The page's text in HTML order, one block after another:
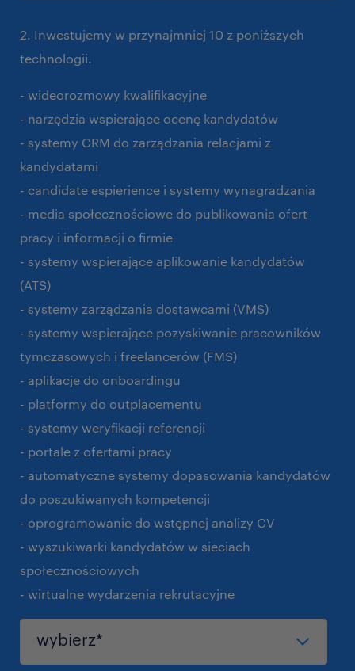
2. Inwestujemy w przynajmniej 10 z poniższych
technologii.
- wideorozmowy kwalifikacyjne
- narzędzia wspierające ocenę kandydatów
- systemy CRM do zarządzania relacjami z
kandydatami
- candidate espierience i systemy wynagradzania
- media społecznościowe do publikowania ofert
pracy i informacji o firmie
- systemy wspierające aplikowanie kandydatów
(ATS)
- systemy zarządzania dostawcami (VMS)
- systemy wspierające pozyskiwanie pracowników
tymczasowych i freelancerów (FMS)
- aplikacje do onboardingu
- platformy do outplacementu
- systemy weryfikacji referencji
- portale z ofertami pracy
- automatyczne systemy dopasowania kandydatów
do poszukiwanych kompetencji
- oprogramowanie do wstępnej analizy CV
- wyszukiwarki kandydatów w sieciach
społecznościowych
- wirtualne wydarzenia rekrutacyjne